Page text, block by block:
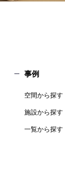
事例
空間から探す
施設から探す
一覧から探す